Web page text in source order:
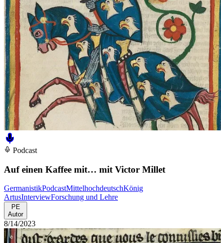
Podcast
Auf einen Kaffee mit… mit Victor Millet
GermanistikPodcastMittelhochdeutschKönig
ArtusInterviewForschung und Lehre
PE
Autor
8/14/2023